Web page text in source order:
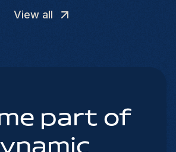
View all
part of